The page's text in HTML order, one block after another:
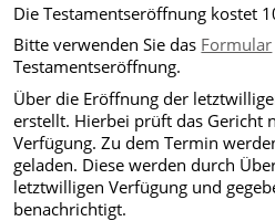
Die Testamentseröffnung kostet
Bitte verwenden Sie das Formular
Testamentseröffnung.
Über die Eröffnung der
erstellt. Hierbei prüft das Gericht
Verfügung. Zu dem Termin
geladen. Diese werden durch
letztwilligen Verfügung und
benachrichtigt.